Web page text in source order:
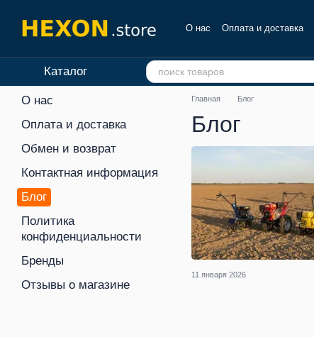
О нас Оплата и доставка
Каталог
Главная Блог
Блог
11 января 2026
О нас
Оплата и доставка
Обмен и возврат
Контактная информация
Блог
Политика
конфиденциальности
Бренды
Отзывы о магазине